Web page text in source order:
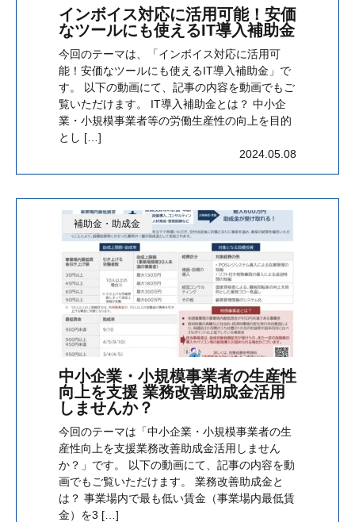
インボイス対応に活用可能！安価
なツールにも使えるIT導入補助金
今回のテーマは、「インボイス対応に活用可
能！安価なツールにも使えるIT導入補助金」で
す。 以下の動画にて、記事の内容を動画でもご
覧いただけます。 IT導入補助金とは？ 中小企
業・小規模事業者等の労働生産性の向上を目的
とし […]
2024.05.08
補助金・助成金
中小企業・小規模事業者の生産性
向上を支援 業務改善助成金活用
しませんか？
今回のテーマは「中小企業・小規模事業者の生
産性向上を支援業務改善助成金活用しません
か？」です。 以下の動画にて、記事の内容を動
画でもご覧いただけます。 業務改善助成金と
は？ 事業場内で最も低い賃金（事業場内最低賃
金）を3 […]